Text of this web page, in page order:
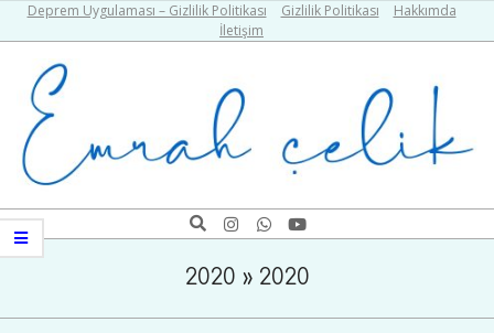
content
Deprem Uygulaması – Gizlilik Politikası Gizlilik Politikası
Hakkımda
İletişim
Emrah
Search
Navigation
2020 » 2020